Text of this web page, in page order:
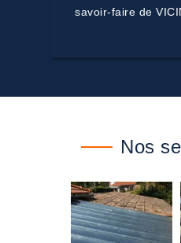
savoir-faire de
Nos